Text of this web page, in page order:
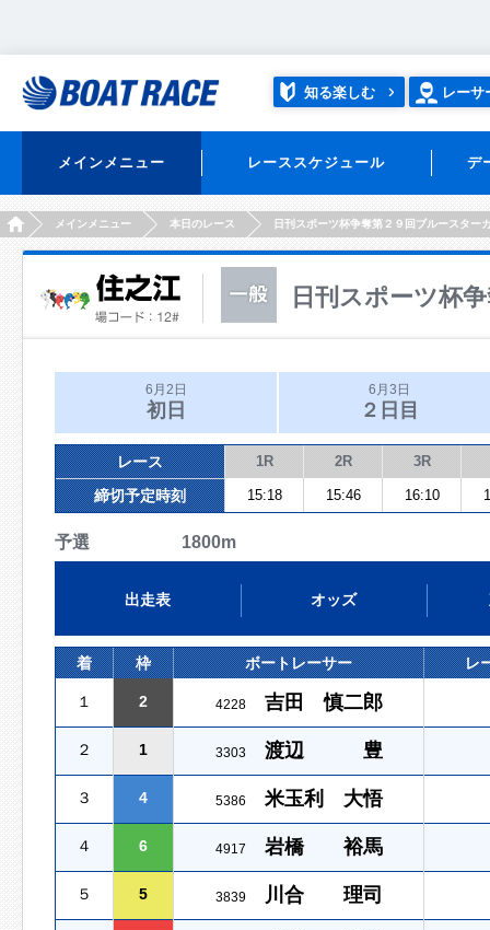
知る楽しむ レーサ
メインメニュー レーススケジュール デ
HOMEメインメニュー 本日のレース 日刊スポーツ杯争奪第２９回ブルースター
日刊スポーツ杯
6月2日
初日
6月3日
２日目
レース 1R 2R 3R
締切予定時刻 15:18 15:46 16:10
予選 1800m
出走表 オッズ
着 枠 ボートレーサー レ
１ 2 4228 吉田 慎二郎
２ 1 3303 渡辺 豊
３ 4 5386 米玉利 大悟
４ 6 4917 岩橋 裕馬
５ 5 3839 川合 理司